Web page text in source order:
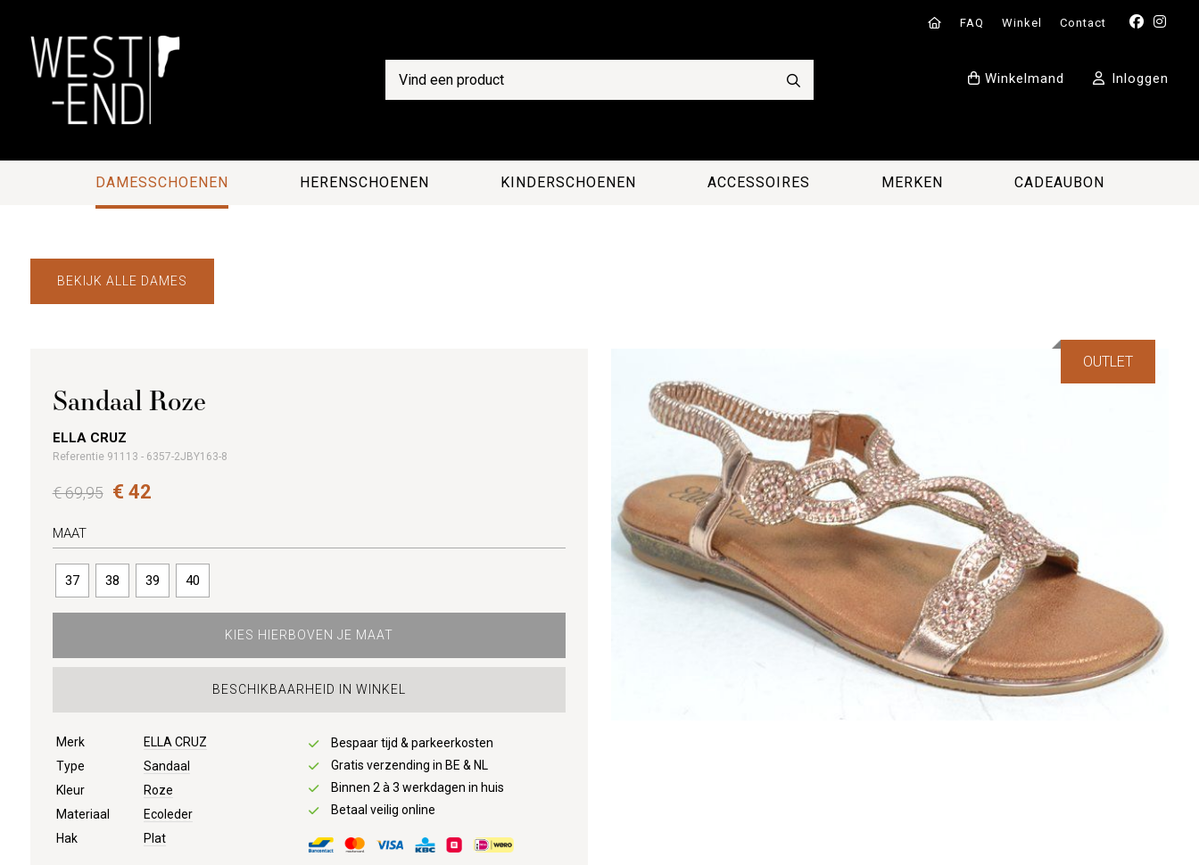
FAQ Winkel Contact
Inloggen
Winkelmand
DAMESSCHOENEN HERENSCHOENEN KINDERSCHOENEN ACCESSOIRES MERKEN CADEAUBON
BEKIJK ALLE DAMES
OUTLET
Sandaal Roze
ELLA CRUZ
Referentie 91113 - 6357-2JBY163-8
€ 69,95 € 42
MAAT
37 38 39 40
KIES HIERBOVEN JE MAAT
BESCHIKBAARHEID IN WINKEL
Merk
ELLA CRUZ
Type
Sandaal
Kleur
Roze
Materiaal
Ecoleder
Hak
Plat
Bespaar tijd & parkeerkosten
Gratis verzending in BE & NL
Binnen 2 à 3 werkdagen in huis
Betaal veilig online